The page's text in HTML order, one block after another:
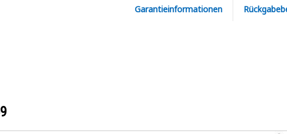
Garantieinformationen